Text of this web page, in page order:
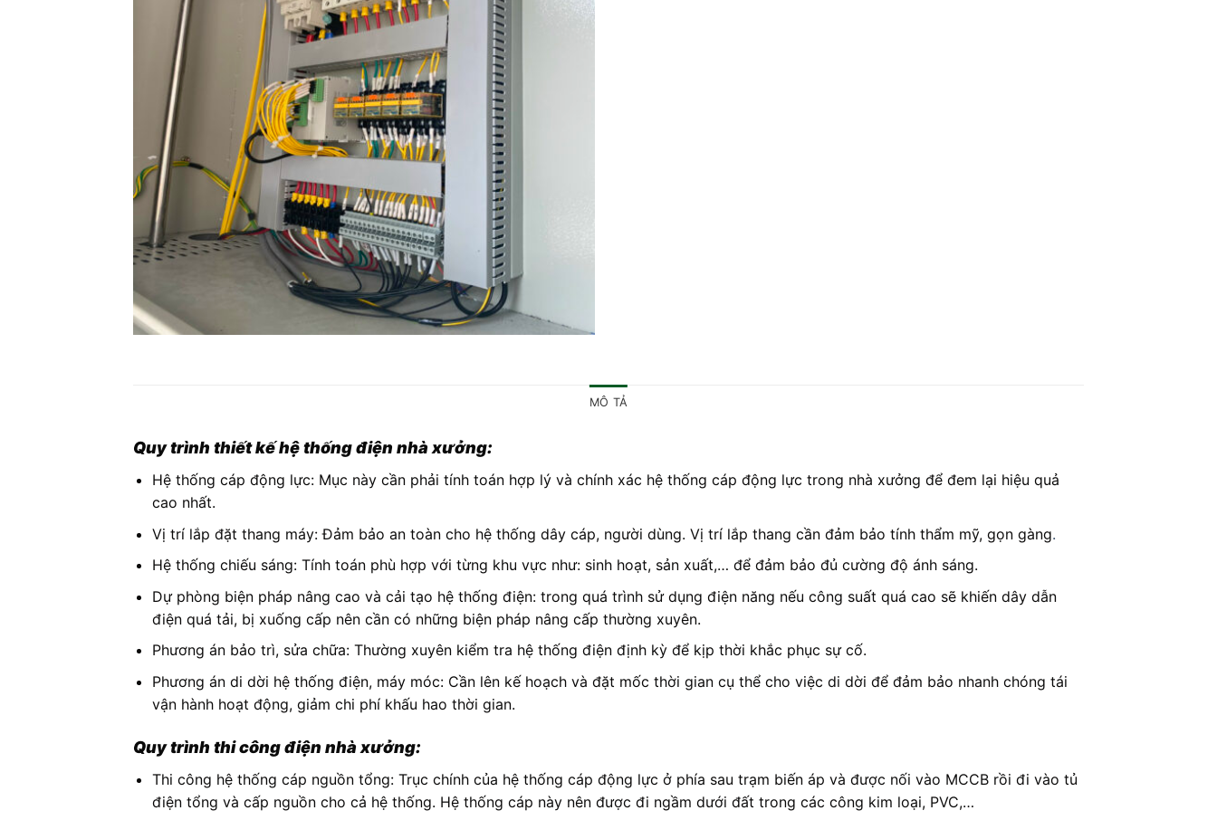
MÔ TẢ
Quy trình thiết kế hệ thống điện nhà xưởng:
Hệ thống cáp động lực: Mục này cần phải tính toán hợp lý và chính xác hệ thống cáp động lực trong nhà xưởng để đem lại hiệu quả
cao nhất.
Vị trí lắp đặt thang máy: Đảm bảo an toàn cho hệ thống dây cáp, người dùng. Vị trí lắp thang cần đảm bảo tính thẩm mỹ, gọn gàng.
Hệ thống chiếu sáng: Tính toán phù hợp với từng khu vực như: sinh hoạt, sản xuất,… để đảm bảo đủ cường độ ánh sáng.
Dự phòng biện pháp nâng cao và cải tạo hệ thống điện: trong quá trình sử dụng điện năng nếu công suất quá cao sẽ khiến dây dẫn
điện quá tải, bị xuống cấp nên cần có những biện pháp nâng cấp thường xuyên.
Phương án bảo trì, sửa chữa: Thường xuyên kiểm tra hệ thống điện định kỳ để kịp thời khắc phục sự cố.
Phương án di dời hệ thống điện, máy móc: Cần lên kế hoạch và đặt mốc thời gian cụ thể cho việc di dời để đảm bảo nhanh chóng tái
vận hành hoạt động, giảm chi phí khấu hao thời gian.
Quy trình thi công điện nhà xưởng:
Thi công hệ thống cáp nguồn tổng: Trục chính của hệ thống cáp động lực ở phía sau trạm biến áp và được nối vào MCCB rồi đi vào tủ
điện tổng và cấp nguồn cho cả hệ thống. Hệ thống cáp này nên được đi ngầm dưới đất trong các công kim loại, PVC,…